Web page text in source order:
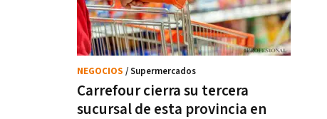
Carrefour cierra su tercera
sucursal de esta provincia en
NEGOCIOS / Supermercados